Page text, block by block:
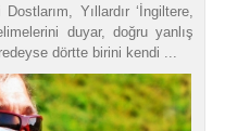
Yıllardır ‘İngiltere,
duyar, doğru yanlış
dörtte birini kendi ...